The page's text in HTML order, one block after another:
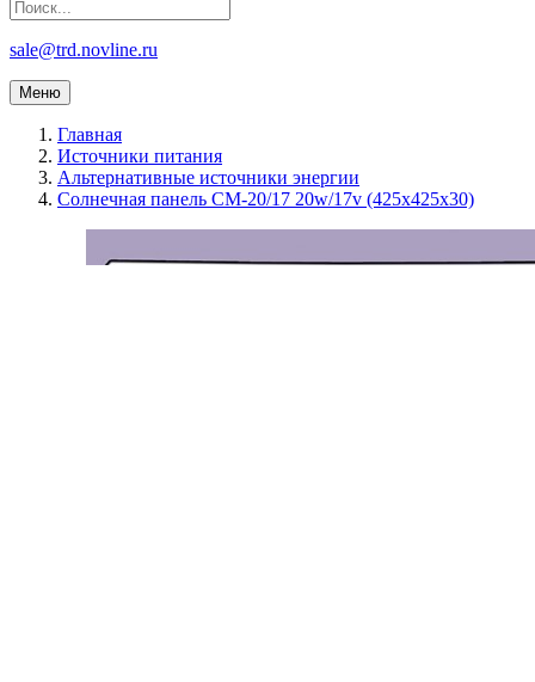
sale@trd.novline.ru
Меню
Главная
Источники питания
Альтернативные источники энергии
Солнечная панель CM-20/17 20w/17v (425х425х30)